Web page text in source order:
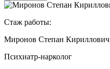
Стаж работы:
Миронов Степан Кириллович
Психиатр-нарколог